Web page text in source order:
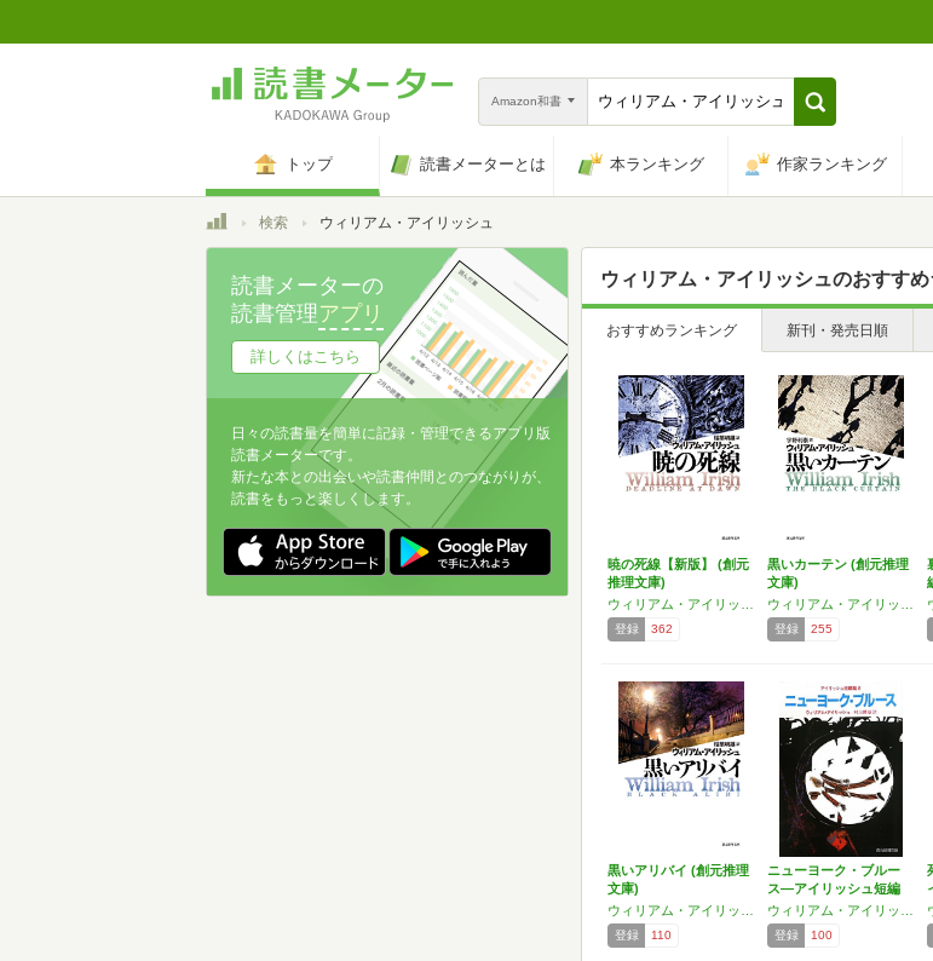
Amazon和書
トップ 読書メーターとは 本ランキング 作家ランキング
トップ検索 ウィリアム・アイリッシュ
ウィリアム・アイリッシュのおすす
おすすめランキング 新刊・発売日順
暁の死線【新版】 (創元
推理文庫)
登録 362
黒いカーテン (創元推理
文庫)
登録 255
黒いアリバイ (創元推理
文庫)
登録 110
ニューヨーク・ブルー
ス―アイリッシュ短編
集 …
登録 100
読書メーターの
読書管理アプリ
詳しくはこちら
日々の読書量を簡単に記録・管理できるアプリ版
読書メーターです。
新たな本との出会いや読書仲間とのつながりが、
読書をもっと楽しくします。